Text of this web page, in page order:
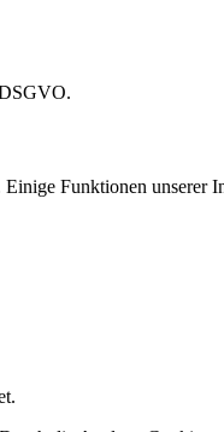
Funktionen unserer